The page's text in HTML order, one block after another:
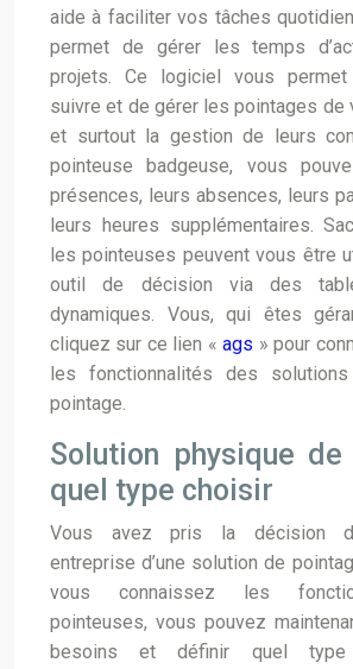
aide à faciliter vos tâches
permet de gérer les temps
projets. Ce logiciel vous
suivre et de gérer les pointages de
et surtout la gestion de leurs
pointeuse badgeuse, vous
présences, leurs absences, leurs
leurs heures supplémentaires.
les pointeuses peuvent vous être
outil de décision via des
dynamiques. Vous, qui êtes
cliquez sur ce lien «ags » pour
les fonctionnalités des
pointage.
Solution physique de
quel type choisir
Vous avez pris la décision
entreprise d’une solution de
vous connaissez les
pointeuses, vous pouvez
besoins et définir quel type